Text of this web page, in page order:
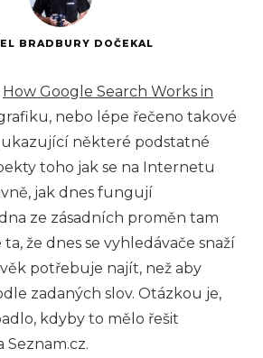
BRADBURY DOČEKAL
How Google Search Works in
nebo lépe řečeno takové
některé podstatné
toho jak se na Internetu
jak dnes fungují
ze zásadních proměn tam
že dnes se vyhledávače snaží
potřebuje najít, než aby
zadaných slov. Otázkou je,
kdyby to mělo řešit
Seznam.cz.